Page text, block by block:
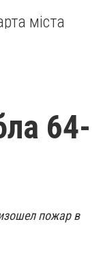
міста
64-
пожар в